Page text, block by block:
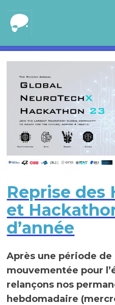
Reprise des
et
d’année
Après une période
mouvementée pour
relançons nos
hebdomadaire